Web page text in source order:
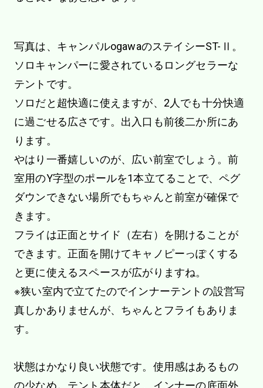
写真は、キャンパルogawaのステイシーST-Ⅱ。
ソロキャンパーに愛されているロングセラーな
テントです。
ソロだと超快適に使えますが、2人でも十分快適
に過ごせる広さです。出入口も前後二か所にあ
ります。
やはり一番嬉しいのが、広い前室でしょう。前
室用のY字型のポールを1本立てることで、ペグ
ダウンできない場所でもちゃんと前室が確保で
きます。
フライは正面とサイド（左右）を開けることが
できます。正面を開けてキャノピーっぽくする
と更に使えるスペースが広がりますね。
※狭い室内で立てたのでインナーテントの設営写
真しかありませんが、ちゃんとフライもありま
す。
状態はかなり良い状態です。使用感はあるもの
の少なめ。テント本体だと、インナーの底面外